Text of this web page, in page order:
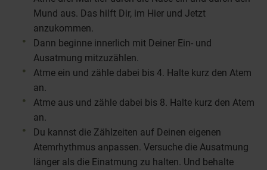
Mund aus. Das hilft Dir, im Hier und Jetzt
anzukommen.
Dann beginne innerlich mit Deiner Ein- und
Ausatmung mitzuzählen.
Atme ein und zähle dabei bis 4. Halte kurz den Atem
an.
Atme aus und zähle dabei bis 8. Halte kurz den Atem
an.
Du kannst die Zählzeiten auf Deinen eigenen
Atemrhythmus anpassen. Versuche die Ausatmung
länger als die Einatmung zu halten. Und behalte